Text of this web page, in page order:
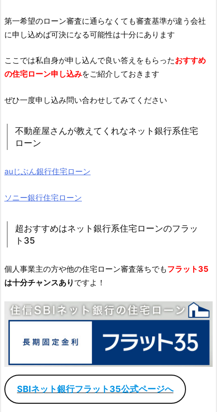
第一希望のローン審査に通らなくても審査基準が違う会社
に申し込めば可決になる可能性は十分にあります
ここでは私自身が申し込んで良い答えをもらったおすすめ
の住宅ローン申し込みをご紹介しておきます
ぜひ一度申し込み問い合わせしてみてください
不動産屋さんが教えてくれなネット銀行系住宅
ローン
auじぶん銀行住宅ローン
ソニー銀行住宅ローン
超おすすめはネット銀行系住宅ローンのフラッ
ト35
個人事業主の方や他の住宅ローン審査落ちでもフラット35
は十分チャンスあり ですよ！
SBIネット銀行フラット35公式ページへ